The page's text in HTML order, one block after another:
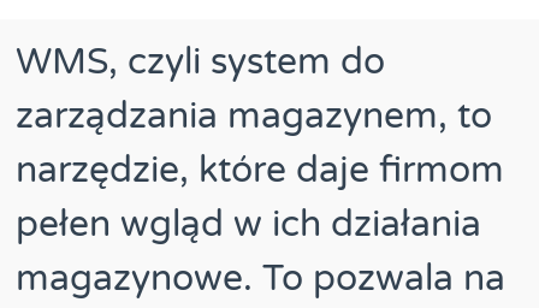
WMS, czyli system do
zarządzania magazynem, to
narzędzie, które daje firmom
pełen wgląd w ich działania
magazynowe. To pozwala na